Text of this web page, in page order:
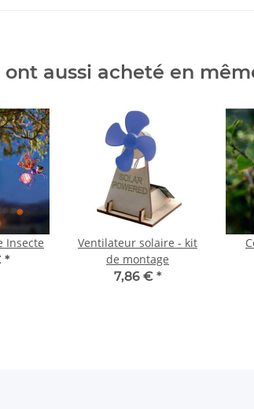
ont aussi acheté en
Insecte
*
Ventilateur solaire - kit
de montage
7,86 € *